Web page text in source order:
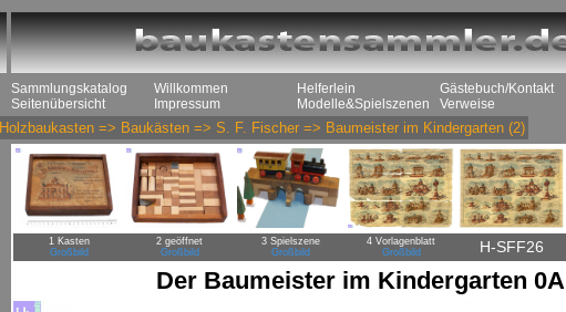
Sammlungskatalog
Seitenübersicht
Willkommen
Impressum
Helferlein
Modelle&Spielszenen
Gästebuch/Kontakt
Verweise
Holzbaukasten => Baukästen => S. F. Fischer => Baumeister im Kindergarten (2)
1 Kasten
Großbild
2 geöffnet
Großbild
3 Spielszene
Großbild
4 Vorlagenblatt
Großbild
H-SFF26
Der Baumeister im Kindergarten 0A